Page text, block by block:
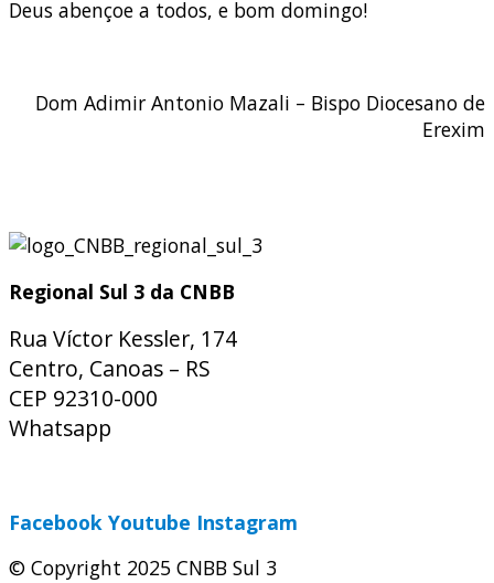
Deus abençoe a todos, e bom domingo!
Dom Adimir Antonio Mazali – Bispo Diocesano de
Erexim
Regional Sul 3 da CNBB
Rua Víctor Kessler, 174
Centro, Canoas – RS
CEP 92310-000
Whatsapp
Facebook Youtube Instagram
© Copyright 2025 CNBB Sul 3